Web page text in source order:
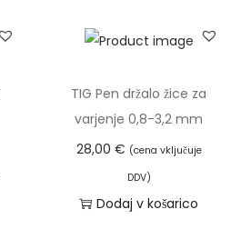
TIG Pen držalo žice za
varjenje 0,8-3,2 mm
28,00 € (cena vključuje
DDV)
Dodaj v košarico